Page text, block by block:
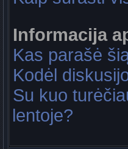
Informacija
Kas parašė
Kodėl
Su kuo
lentoje?